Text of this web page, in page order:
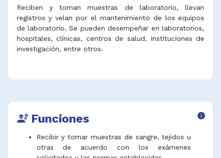
Reciben y toman muestras de laboratorio, llevan
registros y velan por el mantenimiento de los equipos
de laboratorio. Se pueden desempeñar en laboratorios,
hospitales, clínicas, centros de salud, instituciones de
investigación, entre otros.
engineering Funciones info
Recibir y tomar muestras de sangre, tejidos u
otras de acuerdo con los exámenes